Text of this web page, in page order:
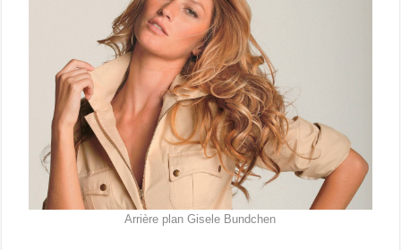
Arrière plan Gisele Bundchen